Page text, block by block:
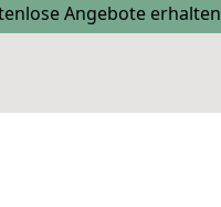
Angebote erhalten